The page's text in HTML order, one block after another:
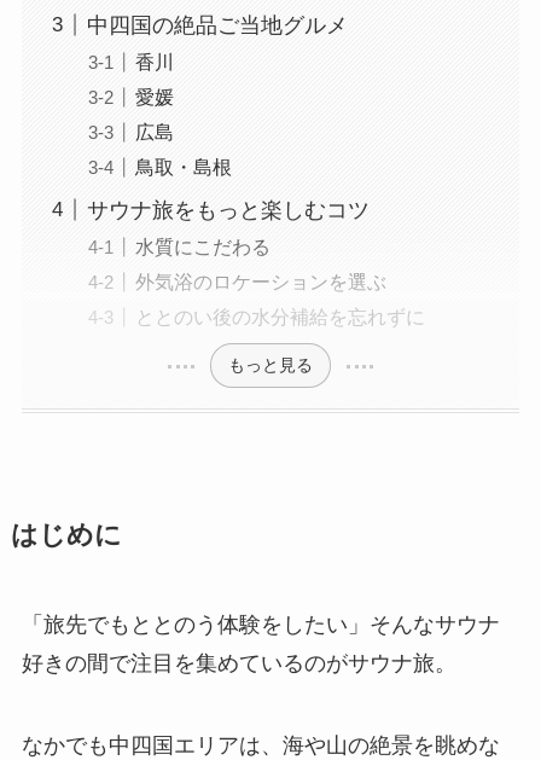
中四国の絶品ご当地グルメ
香川
愛媛
広島
鳥取・島根
サウナ旅をもっと楽しむコツ
水質にこだわる
外気浴のロケーションを選ぶ
ととのい後の水分補給を忘れずに
もっと見る
はじめに
「旅先でもととのう体験をしたい」そんなサウナ
好きの間で注目を集めているのがサウナ旅。
なかでも中四国エリアは、海や山の絶景を眺めな